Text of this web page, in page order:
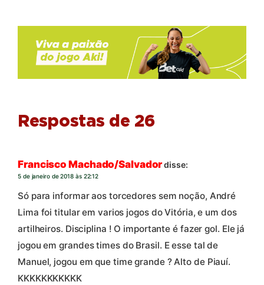
Respostas de 26
Francisco Machado/Salvadordisse:
5 de janeiro de 2018 às 22:12
Só para informar aos torcedores sem noção, André
Lima foi titular em varios jogos do Vitória, e um dos
artilheiros. Disciplina ! O importante é fazer gol. Ele já
jogou em grandes times do Brasil. E esse tal de
Manuel, jogou em que time grande ? Alto de Piauí.
KKKKKKKKKKK